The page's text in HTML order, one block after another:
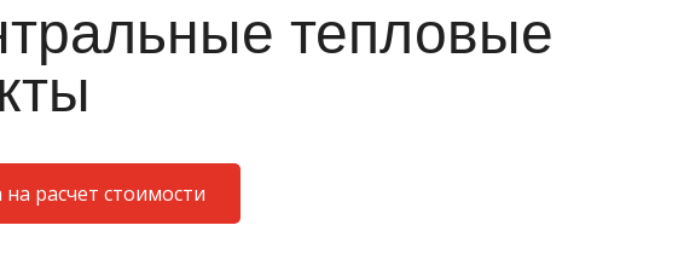
тепловые
на расчет стоимости